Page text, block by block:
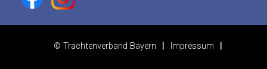
© Trachtenverband Bayern Impressum